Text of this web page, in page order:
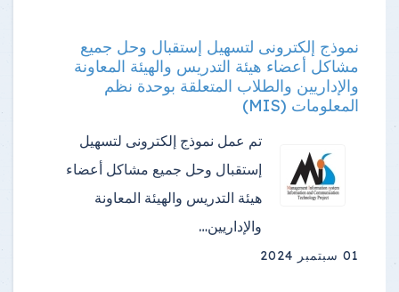
نموذج إلكترونى لتسهيل إستقبال وحل جميع
مشاكل أعضاء هيئة التدريس والهيئة المعاونة
والإداريين والطلاب المتعلقة بوحدة نظم
المعلومات (MIS)
تم عمل نموذج إلكترونى لتسهيل
إستقبال وحل جميع مشاكل أعضاء
هيئة التدريس والهيئة المعاونة
والإداريين…
01 سبتمبر 2024